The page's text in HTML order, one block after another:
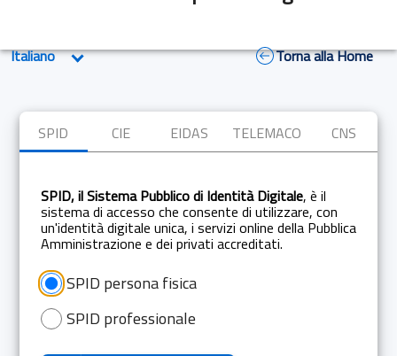
Torna alla Home
SPID CIE EIDAS TELEMACO CNS
SPID, il Sistema Pubblico di Identità Digitale, è il
sistema di accesso che consente di utilizzare, con
un'identità digitale unica, i servizi online della Pubblica
Amministrazione e dei privati accreditati.
SPID persona fisica
SPID professionale